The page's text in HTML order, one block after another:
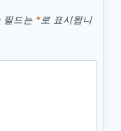
필드는 *로 표시됩니